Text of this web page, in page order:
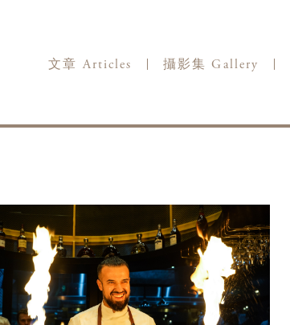
文章 Articles 攝影集 Gallery